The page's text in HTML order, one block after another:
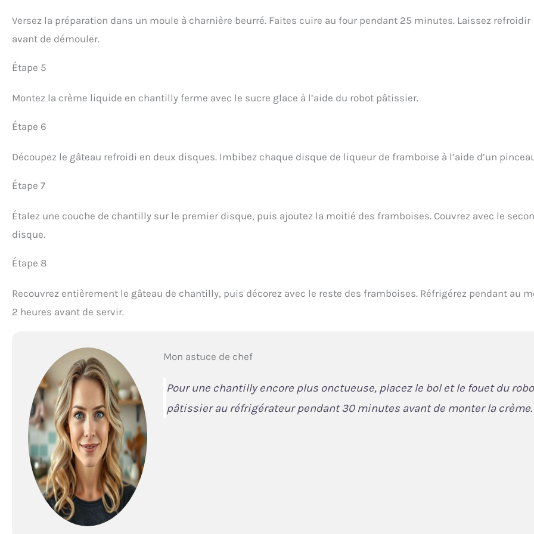
Versez la préparation dans un moule à charnière beurré. Faites cuire au four pendant 25 minutes. Laissez refroidir
avant de démouler.
Étape 5
Montez la crème liquide en chantilly ferme avec le sucre glace à l’aide du robot pâtissier.
Étape 6
Découpez le gâteau refroidi en deux disques. Imbibez chaque disque de liqueur de framboise à l’aide d’un
Étape 7
Étalez une couche de chantilly sur le premier disque, puis ajoutez la moitié des framboises. Couvrez avec le
disque.
Étape 8
Recouvrez entièrement le gâteau de chantilly, puis décorez avec le reste des framboises. Réfrigérez pendant au
2 heures avant de servir.
Mon astuce de chef
Pour une chantilly encore plus onctueuse, placez le bol et le fouet du
pâtissier au réfrigérateur pendant 30 minutes avant de monter la crème.